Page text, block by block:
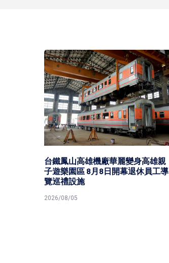
台鐵鳳山高雄機廠華麗變身高雄親
子遊樂園區 8月8日開幕退休員工導
覽巡禮設施
2026/08/05